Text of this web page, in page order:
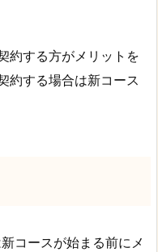
約する方がメリットを
約する場合は新コース
コースが始まる前にメ